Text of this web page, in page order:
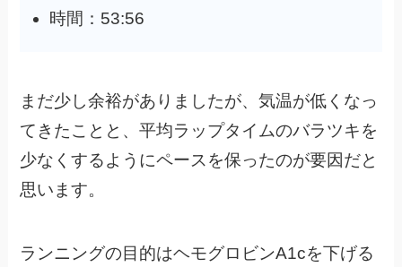
時間：53:56
まだ少し余裕がありましたが、気温が低くなっ
てきたことと、平均ラップタイムのバラツキを
少なくするようにペースを保ったのが要因だと
思います。
ランニングの目的はヘモグロビンA1cを下げる